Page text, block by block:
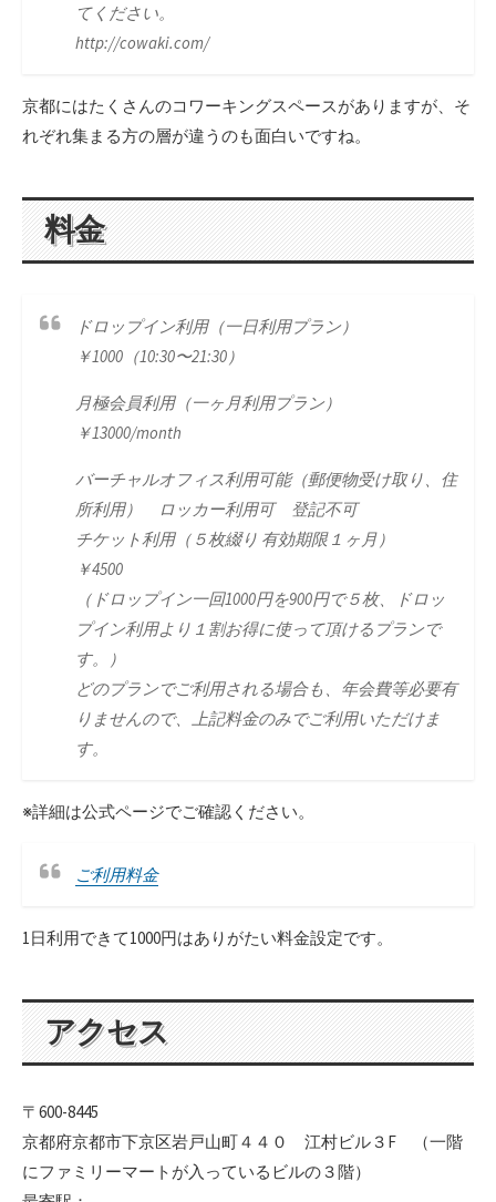
てください。
http://cowaki.com/
京都にはたくさんのコワーキングスペースがありますが、そ
れぞれ集まる方の層が違うのも面白いですね。
料金
ドロップイン利用（一日利用プラン）
￥1000（10:30〜21:30）
月極会員利用（一ヶ月利用プラン）
￥13000/month
バーチャルオフィス利用可能（郵便物受け取り、住
所利用） ロッカー利用可 登記不可
チケット利用（５枚綴り 有効期限１ヶ月）
￥4500
（ドロップイン一回1000円を900円で５枚、ドロッ
プイン利用より１割お得に使って頂けるプランで
す。）
どのプランでご利用される場合も、年会費等必要有
りませんので、上記料金のみでご利用いただけま
す。
※詳細は公式ページでご確認ください。
ご利用料金
1日利用できて1000円はありがたい料金設定です。
アクセス
〒600-8445
京都府京都市下京区岩戸山町４４０ 江村ビル３F （一階
にファミリーマートが入っているビルの３階）